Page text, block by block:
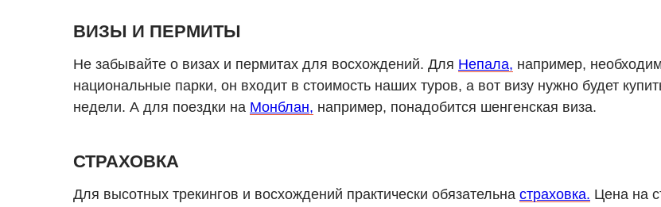
ВИЗЫ И ПЕРМИТЫ
Не забывайте о визах и пермитах для восхождений. Для Непала, например,
национальные парки, он входит в стоимость наших туров, а вот визу нужно будет
недели. А для поездки на Монблан, например, понадобится шенгенская виза.
СТРАХОВКА
Для высотных трекингов и восхождений практически обязательна страховка. Цена на